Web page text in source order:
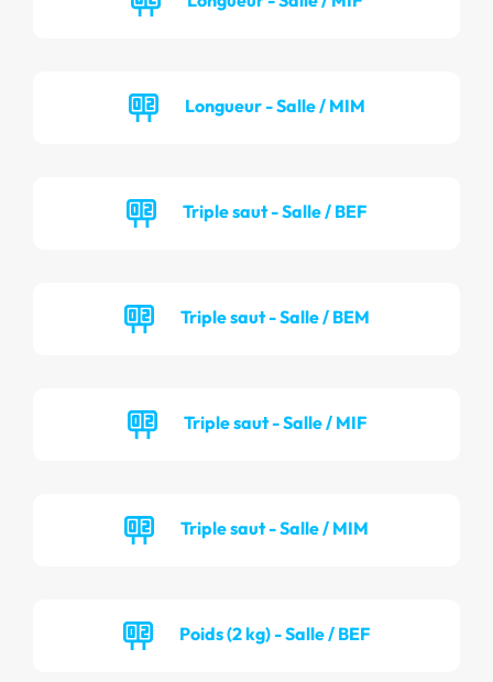
Longueur - Salle / MIM
Triple saut - Salle / BEF
Triple saut - Salle / BEM
Triple saut - Salle / MIF
Triple saut - Salle / MIM
Poids (2 kg) - Salle / BEF